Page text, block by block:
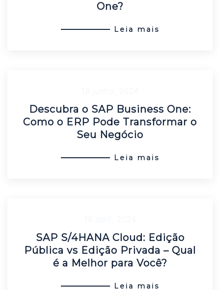
One?
Leia mais
Descubra o SAP Business One:
Como o ERP Pode Transformar o
Seu Negócio
Leia mais
SAP S/4HANA Cloud: Edição
Pública vs Edição Privada – Qual
é a Melhor para Você?
Leia mais